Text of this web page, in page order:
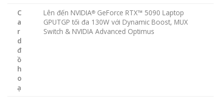
C
a
r
d
đ
ồ
h
o
ạ
Lên đến NVIDIA® GeForce RTX™ 5090 Laptop
GPUTGP tối đa 130W với Dynamic Boost, MUX
Switch & NVIDIA Advanced Optimus